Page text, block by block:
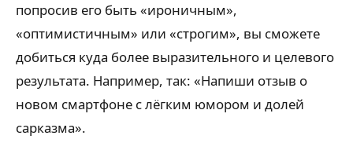
попросив его быть «ироничным»,
«оптимистичным» или «строгим», вы сможете
добиться куда более выразительного и целевого
результата. Например, так: «Напиши отзыв о
новом смартфоне с лёгким юмором и долей
сарказма».